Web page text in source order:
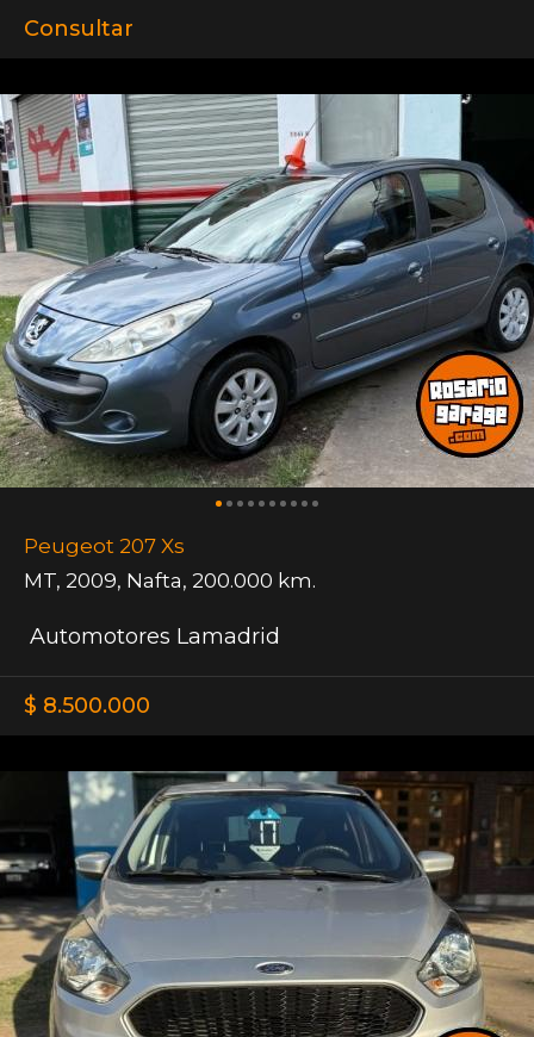
Consultar
Peugeot 207 Xs
MT, 2009, Nafta, 200.000 km.
Automotores Lamadrid
$ 8.500.000